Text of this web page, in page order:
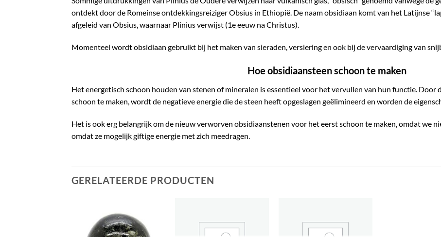
ontdekt door de Romeinse ontdekkingsreiziger Obsius in Ethiopië. De naam obsidiaan komt van het Latijnse
afgeleid van Obsius, waarnaar Plinius verwijst (1e eeuw na Christus).
Momenteel wordt obsidiaan gebruikt bij het maken van sieraden, versiering en ook bij de vervaardiging van
Hoe obsidiaansteen schoon te maken
Het energetisch schoon houden van stenen of mineralen is essentieel voor het vervullen van hun functie. Door
schoon te maken, wordt de negatieve energie die de steen heeft opgeslagen geëlimineerd en worden de
Het is ook erg belangrijk om de nieuw verworven obsidiaanstenen voor het eerst schoon te maken, omdat we
omdat ze mogelijk giftige energie met zich meedragen.
GERELATEERDE PRODUCTEN